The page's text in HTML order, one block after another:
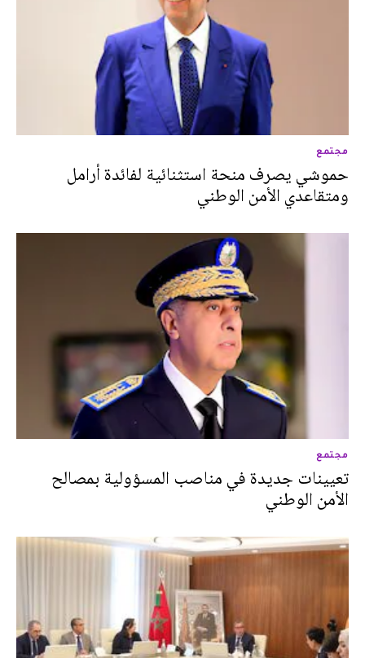
مجتمع
حموشي يصرف منحة استثنائية لفائدة أرامل
ومتقاعدي الأمن الوطني
مجتمع
تعيينات جديدة في مناصب المسؤولية بمصالح
الأمن الوطني